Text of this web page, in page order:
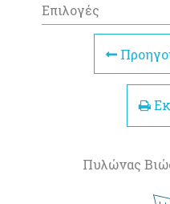
Επιλογές
Πυλώνας